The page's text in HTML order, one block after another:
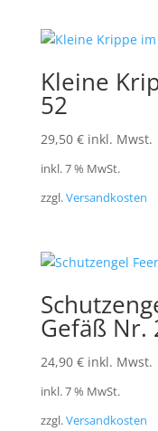
Kleine
52
29,50 € inkl. Mwst.
inkl. 7 % MwSt.
zzgl.Versandkosten
Gefäß Nr.
24,90 € inkl. Mwst.
inkl. 7 % MwSt.
zzgl.Versandkosten